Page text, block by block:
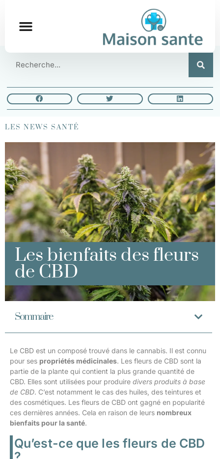
LES NEWS SANTÉ
Les bienfaits des fleurs
de CBD
Sommaire
Le CBD est un composé trouvé dans le cannabis. Il est connu
pour ses propriétés médicinales. Les fleurs de CBD sont la
partie de la plante qui contient la plus grande quantité de
CBD. Elles sont utilisées pour produire divers produits à base
de CBD. C’est notamment le cas des huiles, des teintures et
des cosmétiques. Les fleurs de CBD ont gagné en popularité
ces dernières années. Cela en raison de leurs nombreux
bienfaits pour la santé.
Qu’est-ce que les fleurs de CBD